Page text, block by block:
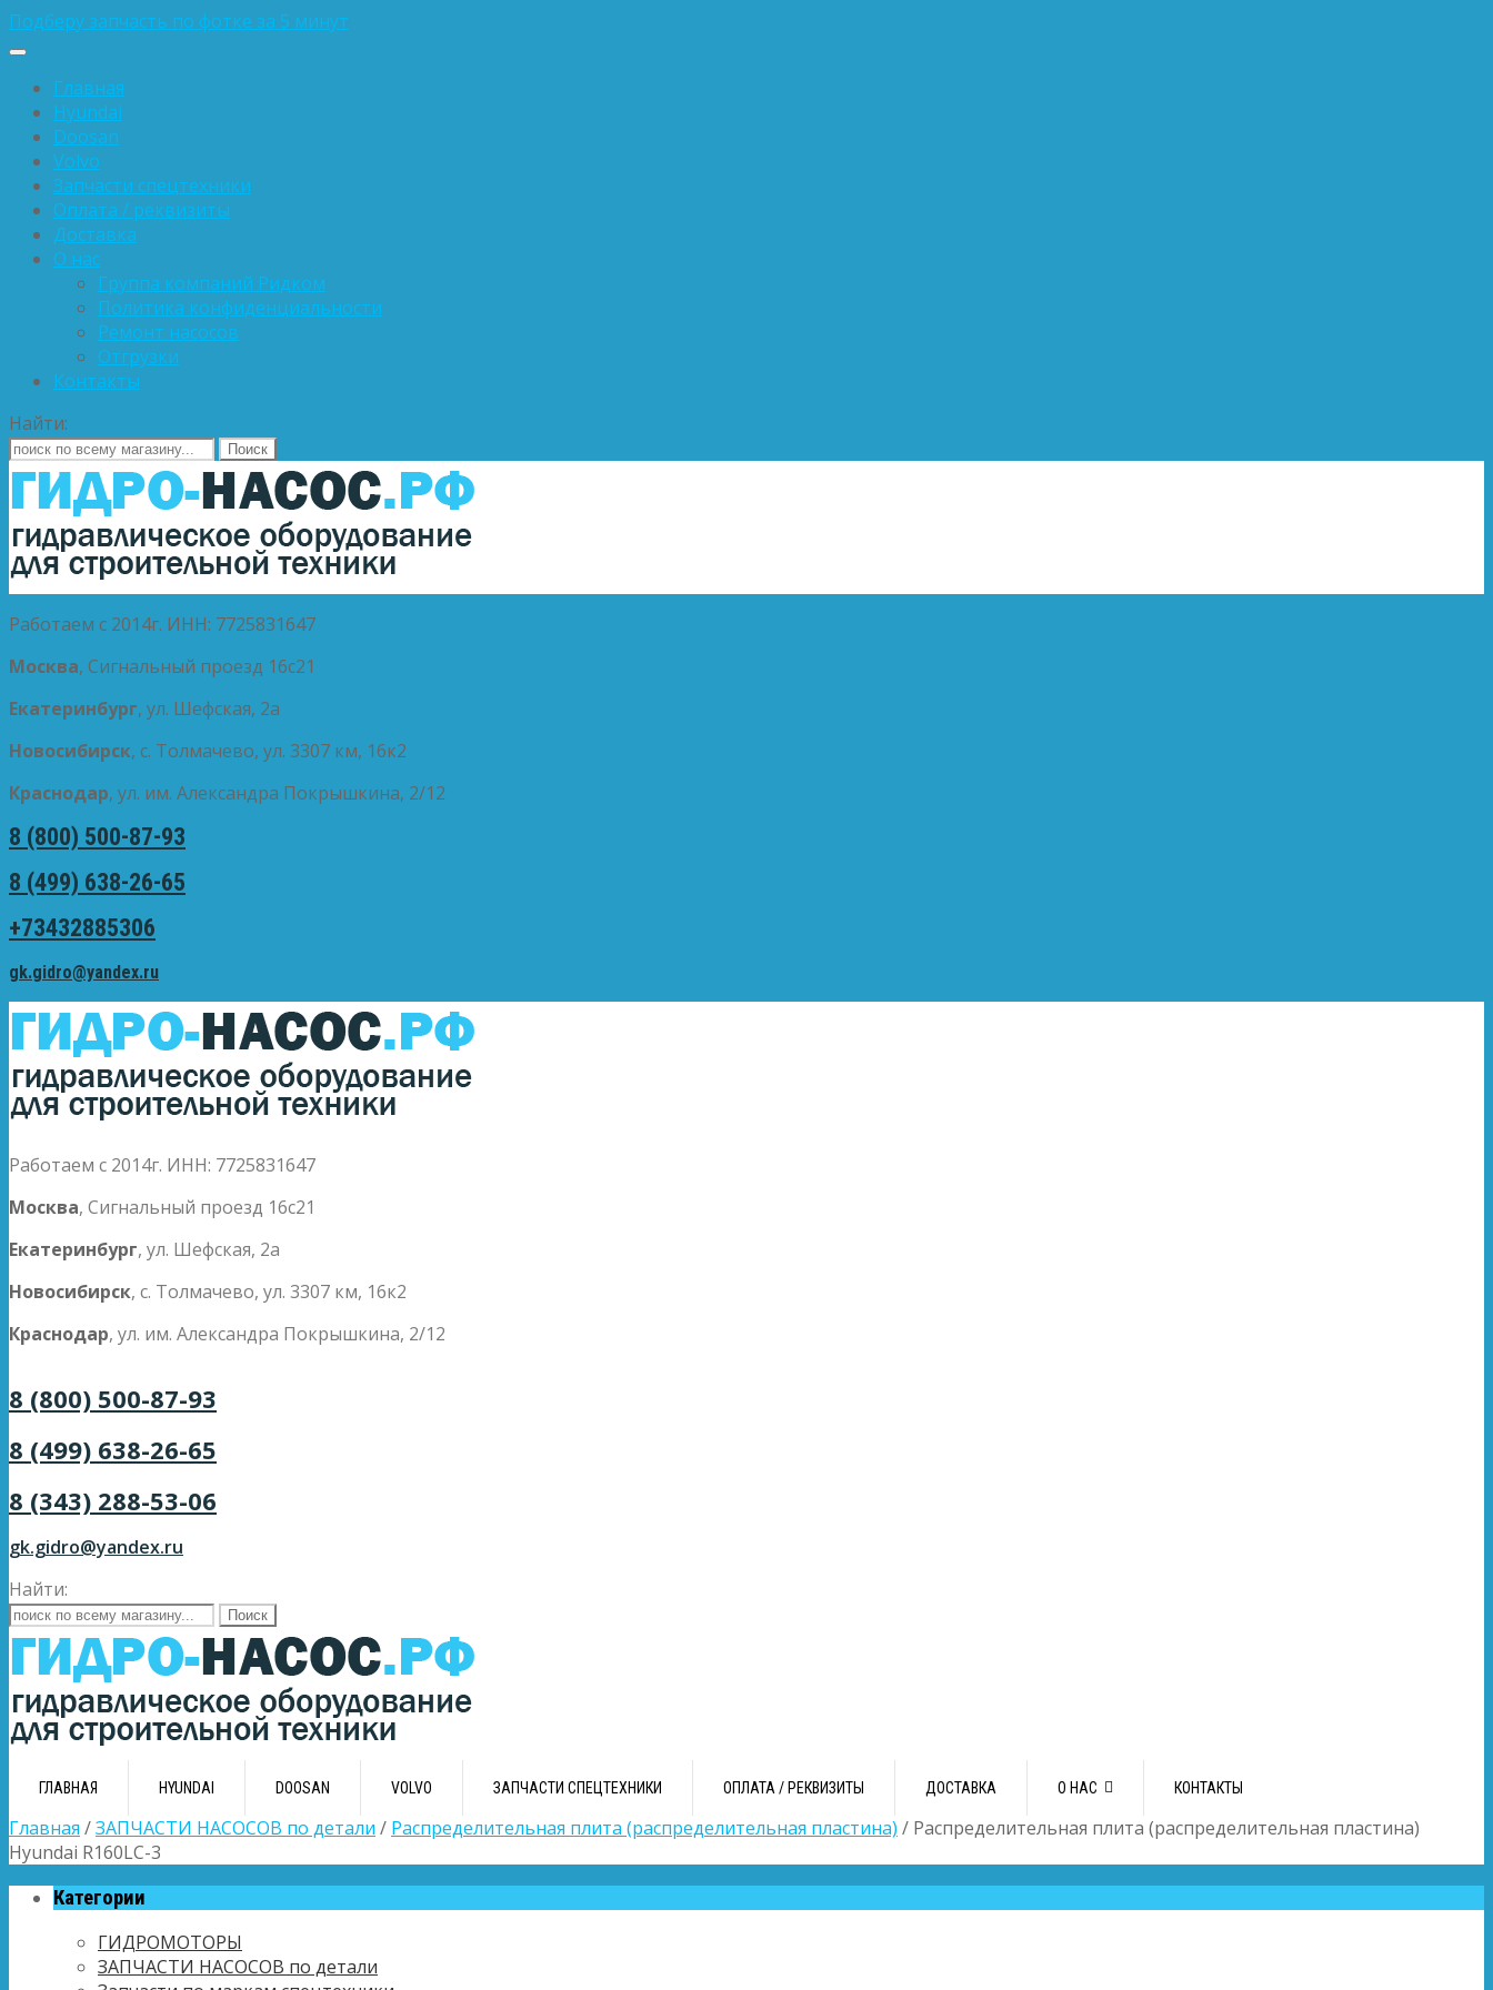
Подберу запчасть по фотке за 5 минут
Главная
Hyundai
Doosan
Volvo
Запчасти спецтехники
Оплата / реквизиты
Доставка
О нас
Группа компаний Ридком
Политика конфиденциальности
Ремонт насосов
Отгрузки
Контакты
Найти:
Работаем с 2014г. ИНН: 7725831647
Москва, Сигнальный проезд 16с21
Екатеринбург, ул. Шефская, 2а
Новосибирск, с. Толмачево, ул. 3307 км, 16к2
Краснодар, ул. им. Александра Покрышкина, 2/12
8 (800) 500-87-93
8 (499) 638-26-65
+73432885306
gk.gidro@yandex.ru
Работаем с 2014г. ИНН: 7725831647
Москва, Сигнальный проезд 16с21
Екатеринбург, ул. Шефская, 2а
Новосибирск, с. Толмачево, ул. 3307 км, 16к2
Краснодар, ул. им. Александра Покрышкина, 2/12
8 (800) 500-87-93
8 (499) 638-26-65
8 (343) 288-53-06
gk.gidro@yandex.ru
Найти:
ГЛАВНАЯ HYUNDAI DOOSAN VOLVO ЗАПЧАСТИ СПЕЦТЕХНИКИ ОПЛАТА / РЕКВИЗИТЫ ДОСТАВКА О НАС КОНТАКТЫ
Главная /ЗАПЧАСТИ НАСОСОВ по детали / Распределительная плита (распределительная пластина) / Распределительная плита (распределительная пластина)
Hyundai R160LC-3
Категории
ГИДРОМОТОРЫ
ЗАПЧАСТИ НАСОСОВ по детали